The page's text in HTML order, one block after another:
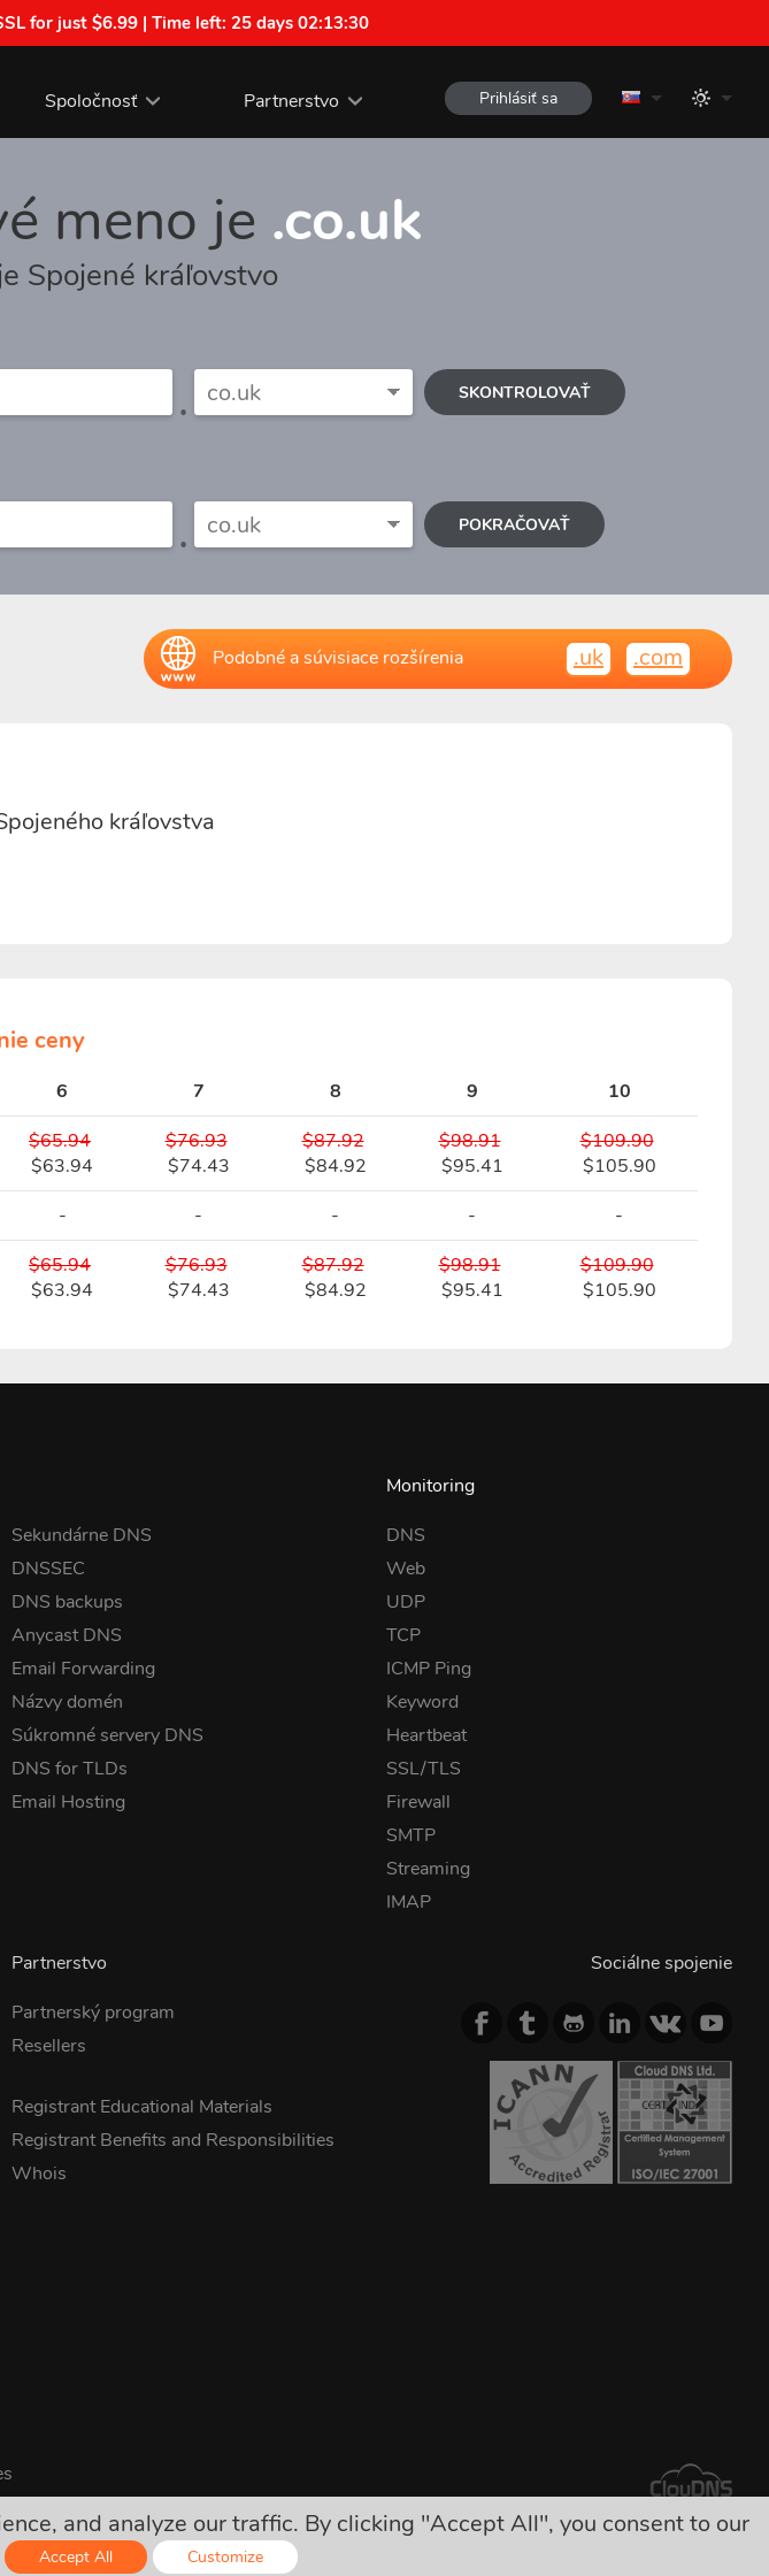
for just $6.99 | Time left: 25 days 02:13:29
Spoločnosť Partnerstvo Prihlásiť sa
meno je .co.uk
Spojené kráľovstvo
. SKONTROLOVAŤ
. POKRAČOVAŤ
Podobné a súvisiace rozšírenia .uk .com
kráľovstva
ceny
6 7 8 9
10
$65.94
$63.94
$76.93
$74.43
$87.92
$84.92
$98.91
$95.41
$109.90
$105.90
- - - -
-
$65.94
$63.94
$76.93
$74.43
$87.92
$84.92
$98.91
$95.41
$109.90
$105.90
Sekundárne DNS
DNSSEC
DNS backups
Anycast DNS
Email Forwarding
Názvy domén
Súkromné servery DNS
DNS for TLDs
Email Hosting
Monitoring
DNS
Web
UDP
TCP
ICMP Ping
Keyword
Heartbeat
SSL/TLS
Firewall
SMTP
Streaming
IMAP
Partnerstvo
Partnerský program
Resellers
Registrant Educational Materials
Registrant Benefits and Responsibilities
Whois
Sociálne spojenie
dane. Žiadne ďalšie skryté poplatky!
and analyze our traffic. By clicking "Accept All", you consent to our
Accept All Customize